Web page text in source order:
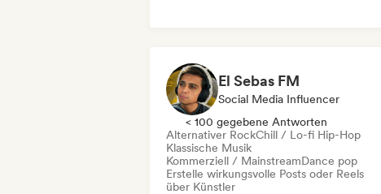
El Sebas FM
Social Media Influencer
< 100 gegebene Antworten
Alternativer RockChill / Lo-fi Hip-Hop
Klassische Musik
Kommerziell / MainstreamDance pop
Erstelle wirkungsvolle Posts oder Reels
über Künstler